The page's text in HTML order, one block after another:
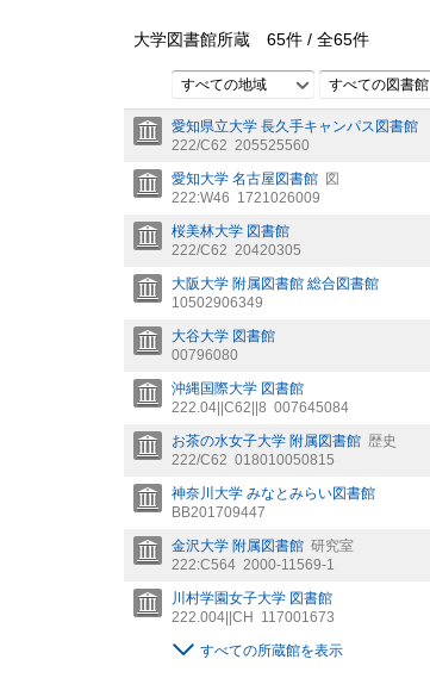
大学図書館所蔵 65件 / 全65件
すべての地域 すべての図書館
愛知県立大学 長久手キャンパス図書館
222/C62 205525560
愛知大学 名古屋図書館 図
222:W46 1721026009
桜美林大学 図書館
222/C62 20420305
大阪大学 附属図書館 総合図書館
10502906349
大谷大学 図書館
00796080
沖縄国際大学 図書館
222.04||C62||8 007645084
お茶の水女子大学 附属図書館 歴史
222/C62 018010050815
神奈川大学 みなとみらい図書館
BB201709447
金沢大学 附属図書館 研究室
222:C564 2000-11569-1
川村学園女子大学 図書館
222.004||CH
117001673
すべての所蔵館を表示